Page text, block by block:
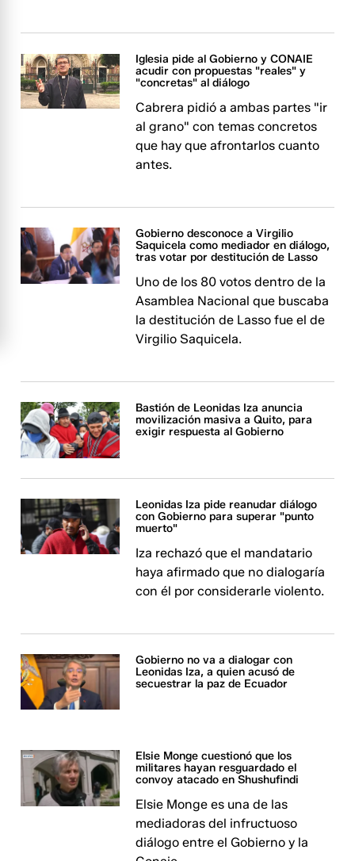
Iglesia pide al Gobierno y CONAIE
acudir con propuestas "reales" y
"concretas" al diálogo
Cabrera pidió a ambas partes "ir
al grano" con temas concretos
que hay que afrontarlos cuanto
antes.
Gobierno desconoce a Virgilio
Saquicela como mediador en diálogo,
tras votar por destitución de Lasso
Uno de los 80 votos dentro de la
Asamblea Nacional que buscaba
la destitución de Lasso fue el de
Virgilio Saquicela.
Bastión de Leonidas Iza anuncia
movilización masiva a Quito, para
exigir respuesta al Gobierno
Leonidas Iza pide reanudar diálogo
con Gobierno para superar "punto
muerto"
Iza rechazó que el mandatario
haya afirmado que no dialogaría
con él por considerarle violento.
Gobierno no va a dialogar con
Leonidas Iza, a quien acusó de
secuestrar la paz de Ecuador
Elsie Monge cuestionó que los
militares hayan resguardado el
convoy atacado en Shushufindi
Elsie Monge es una de las
mediadoras del infructuoso
diálogo entre el Gobierno y la